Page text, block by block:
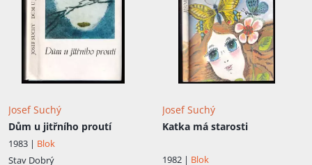
Josef Suchý
Dům u jitřního proutí
1983 | Blok
Stav Dobrý
Josef Suchý
Katka má starosti
1982 | Blok